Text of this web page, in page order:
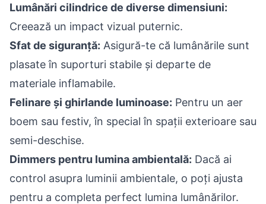
Lumânări cilindrice de diverse dimensiuni:
Creează un impact vizual puternic.
Sfat de siguranță: Asigură-te că lumânările sunt
plasate în suporturi stabile și departe de
materiale inflamabile.
Felinare și ghirlande luminoase: Pentru un aer
boem sau festiv, în special în spații exterioare sau
semi-deschise.
Dimmers pentru lumina ambientală: Dacă ai
control asupra luminii ambientale, o poți ajusta
pentru a completa perfect lumina lumânărilor.